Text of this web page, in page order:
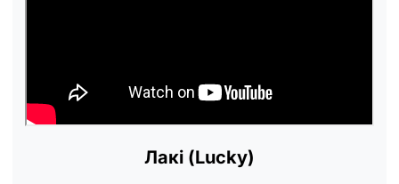
Лакі (Lucky)